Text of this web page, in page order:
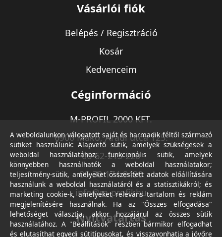
Vásárlói fiók
Belépés / Regisztráció
Kosár
Kedvenceim
Céginformáció
M-PROFIL 2000 KFT.
6900 Makó, Aradi utca 125.
06-62-213-220
06-30-174-9490
info@m-profil.hu
Nyitvatartás
A weboldalunkon válogatott saját és harmadik féltől származó
sütiket használunk: Alapvető sütik, amelyek szükségesek a
weboldal használatához; funkcionális sütik, amelyek
könnyebben használhatók a weboldal használatakor;
teljesítmény-sütik, amelyeket összesített adatok előállítására
használunk a weboldal használatáról és a statisztikákról; és
marketing cookie-k, amelyeket releváns tartalom és reklám
megjelenítésére használnak. Ha az "Összes elfogadása"
lehetőséget választja, akkor hozzájárul az összes sütik
használatához. A "Beállítások" részben bármikor elfogadhat
és elutasíthat egyedi sütitípusokat, és visszavonhatja a jövőre